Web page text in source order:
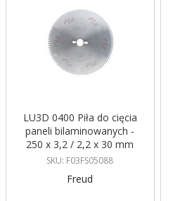
LU3D 0400 Piła do cięcia
paneli bilaminowanych -
250 x 3,2 / 2,2 x 30 mm
Z80 TCG Freud
SKU: F03FS05088
Freud